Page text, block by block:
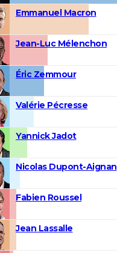
Emmanuel Macron
Jean-Luc Mélenchon
Éric Zemmour
Valérie Pécresse
Yannick Jadot
Nicolas Dupont-Aignan
Fabien Roussel
Jean Lassalle